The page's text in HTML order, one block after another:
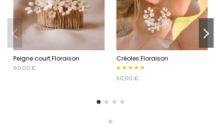
Peigne court Floraison
60,00 €
Créoles Floraison
50,00 €